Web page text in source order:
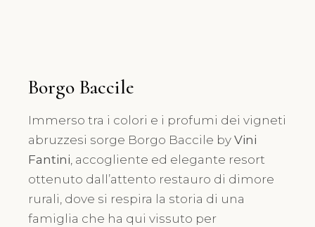
Borgo Baccile
Immerso tra i colori e i profumi dei vigneti
abruzzesi sorge Borgo Baccile by Vini
Fantini, accogliente ed elegante resort
ottenuto dall’attento restauro di dimore
rurali, dove si respira la storia di una
famiglia che ha qui vissuto per